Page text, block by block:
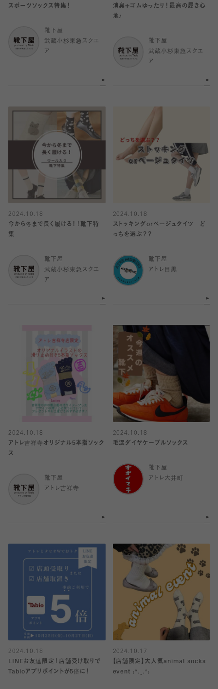
スポーツソックス特集！
靴下屋
武蔵小杉東急スクエ
ア
消臭➕ゴムゆったり！最高の履き心
地♪
靴下屋
武蔵小杉東急スクエ
ア
2024.10.18
今から冬まで長く履ける！！靴下特
集
靴下屋
武蔵小杉東急スクエ
ア
2024.10.18
ストッキングorベージュタイツ ど
っちを選ぶ？？
靴下屋
アトレ目黒
2024.10.18
アトレ吉祥寺オリジナル5本指ソック
ス
靴下屋
アトレ吉祥寺
2024.10.18
毛混ダイヤケーブルソックス
靴下屋
アトレ大井町
2024.10.18
LINEお友達限定！店舗受け取りで
Tabioアプリポイントが5倍に！
2024.10.17
【店舗限定】大人気animal socks
event ₍ᐢ.ˬ.ᐢ₎